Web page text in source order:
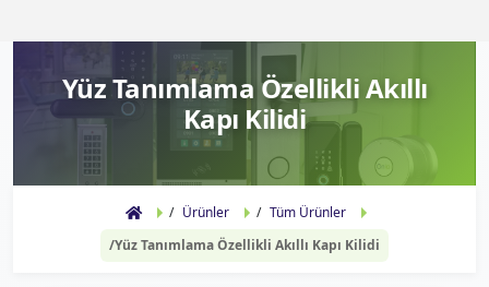
Yüz Tanımlama Özellikli Akıllı
Kapı Kilidi
Ürünler
Tüm Ürünler
Yüz Tanımlama Özellikli Akıllı Kapı Kilidi